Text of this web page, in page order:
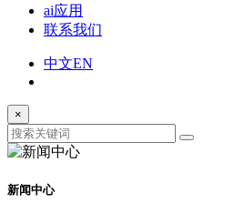
ai应用
联系我们
中文EN
×
新闻中心